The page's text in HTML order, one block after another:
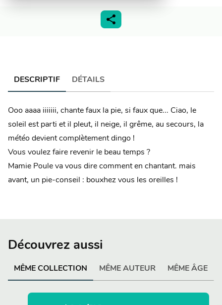
DESCRIPTIF DÉTAILS
Ooo aaaa iiiiiii, chante faux la pie, si faux que... Ciao, le
soleil est parti et il pleut, il neige, il grême, au secours, la
météo devient complètement dingo !
Vous voulez faire revenir le beau temps ?
Mamie Poule va vous dire comment en chantant. mais
avant, un pie-conseil : bouxhez vous les oreilles !
Découvrez aussi
MÊME COLLECTION MÊME AUTEUR MÊME ÂGE